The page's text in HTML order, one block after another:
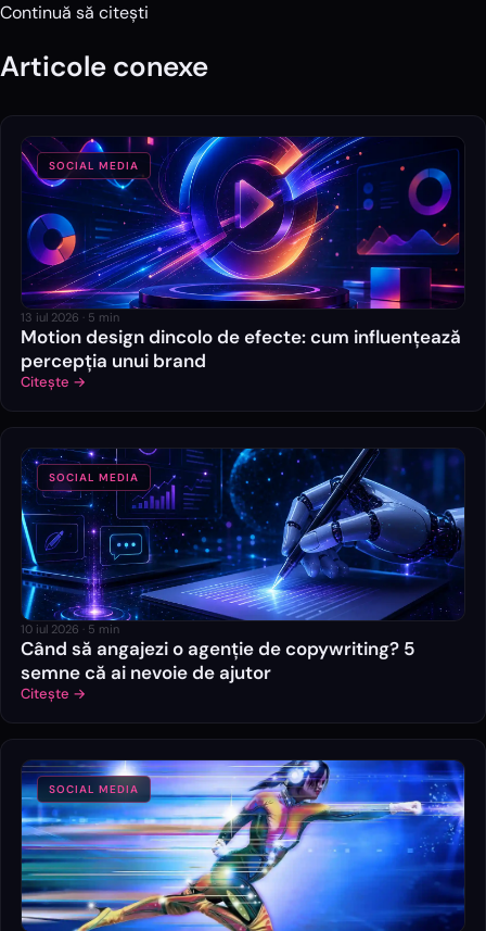
Continuă să citești
Articole conexe
SOCIAL MEDIA
13 iul 2026 · 5 min
Motion design dincolo de efecte: cum influențează
percepția unui brand
Citește →
SOCIAL MEDIA
10 iul 2026 · 5 min
Când să angajezi o agenție de copywriting? 5
semne că ai nevoie de ajutor
Citește →
SOCIAL MEDIA